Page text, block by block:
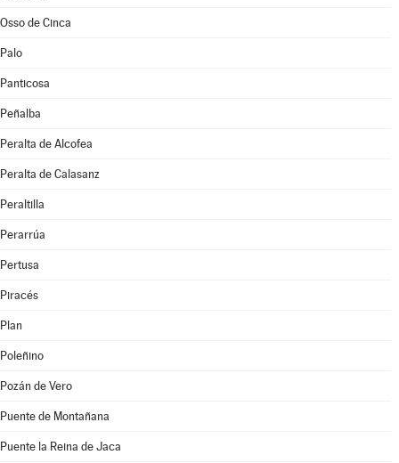
Osso de Cinca
Palo
Panticosa
Peñalba
Peralta de Alcofea
Peralta de Calasanz
Peraltilla
Perarrúa
Pertusa
Piracés
Plan
Poleñino
Pozán de Vero
Puente de Montañana
Puente la Reina de Jaca